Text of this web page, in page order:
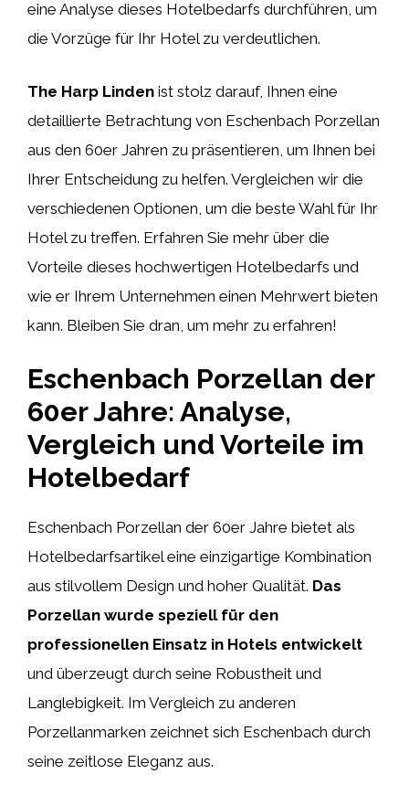
eine Analyse dieses Hotelbedarfs durchführen, um
die Vorzüge für Ihr Hotel zu verdeutlichen.
The Harp Linden ist stolz darauf, Ihnen eine
detaillierte Betrachtung von Eschenbach Porzellan
aus den 60er Jahren zu präsentieren, um Ihnen bei
Ihrer Entscheidung zu helfen. Vergleichen wir die
verschiedenen Optionen, um die beste Wahl für Ihr
Hotel zu treffen. Erfahren Sie mehr über die
Vorteile dieses hochwertigen Hotelbedarfs und
wie er Ihrem Unternehmen einen Mehrwert bieten
kann. Bleiben Sie dran, um mehr zu erfahren!
Eschenbach Porzellan der
60er Jahre: Analyse,
Vergleich und Vorteile im
Hotelbedarf
Eschenbach Porzellan der 60er Jahre bietet als
Hotelbedarfsartikel eine einzigartige Kombination
aus stilvollem Design und hoher Qualität. Das
Porzellan wurde speziell für den
professionellen Einsatz in Hotels entwickelt
und überzeugt durch seine Robustheit und
Langlebigkeit. Im Vergleich zu anderen
Porzellanmarken zeichnet sich Eschenbach durch
seine zeitlose Eleganz aus.